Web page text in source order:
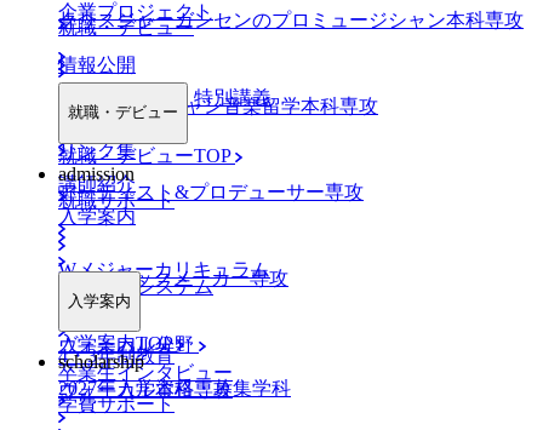
情報公開
リンク集
クリスジャーガンセンのプロミュージシャン本科専攻
NYミュージシャン音楽留学本科専攻
アーティスト&プロデューサー専攻
DJ&トラックメーカー専攻
ヴォーカル分野
ヴォーカル本科専攻
企業プロジェクト
業界特別ゼミ・特別講義
講師紹介
Wメジャーカリキュラム
4・3年制教育
就職・デビュー
就職・デビュー
就職・デビューTOP
就職サポート
デビューシステム
卒業生インタビュー
admission
入学案内
入学案内
入学案内TOP
2027年入学資格・募集学科
scholarship
学費サポート